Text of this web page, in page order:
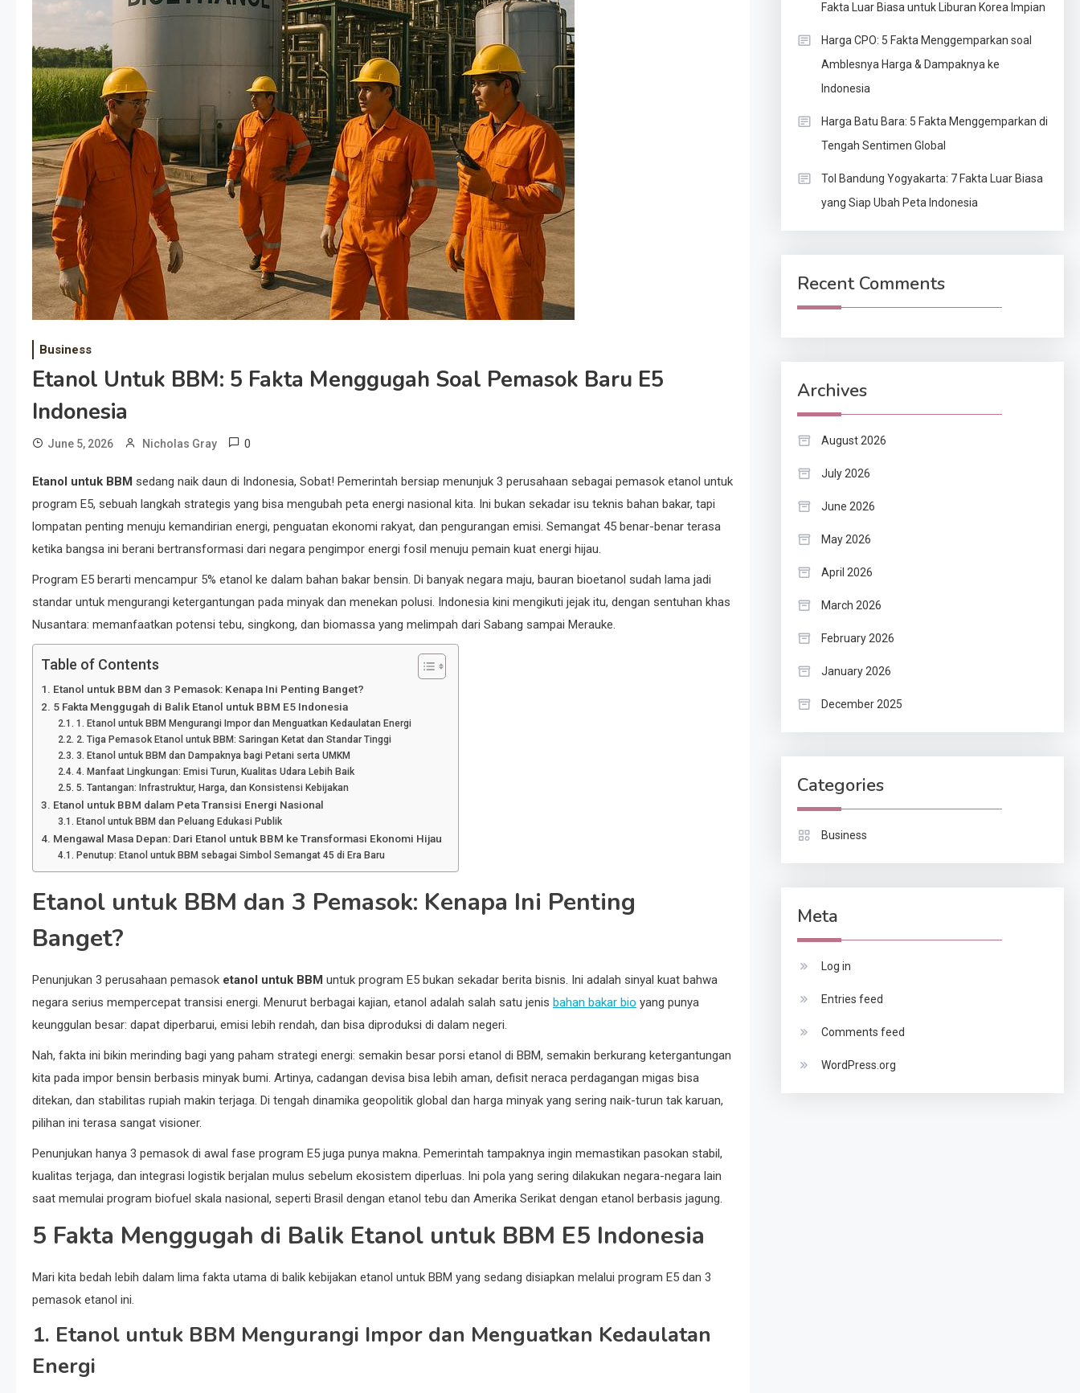
Business
Etanol Untuk BBM: 5 Fakta Menggugah Soal Pemasok Baru E5
Indonesia
June 5, 2026 Nicholas Gray 0
Etanol untuk BBM sedang naik daun di Indonesia, Sobat! Pemerintah bersiap menunjuk 3 perusahaan sebagai pemasok etanol untuk
program E5, sebuah langkah strategis yang bisa mengubah peta energi nasional kita. Ini bukan sekadar isu teknis bahan bakar, tapi
lompatan penting menuju kemandirian energi, penguatan ekonomi rakyat, dan pengurangan emisi. Semangat 45 benar-benar terasa
ketika bangsa ini berani bertransformasi dari negara pengimpor energi fosil menuju pemain kuat energi hijau.
Program E5 berarti mencampur 5% etanol ke dalam bahan bakar bensin. Di banyak negara maju, bauran bioetanol sudah lama jadi
standar untuk mengurangi ketergantungan pada minyak dan menekan polusi. Indonesia kini mengikuti jejak itu, dengan sentuhan khas
Nusantara: memanfaatkan potensi tebu, singkong, dan biomassa yang melimpah dari Sabang sampai Merauke.
Table of Contents
Etanol untuk BBM dan 3 Pemasok: Kenapa Ini Penting Banget?
5 Fakta Menggugah di Balik Etanol untuk BBM E5 Indonesia
1. Etanol untuk BBM Mengurangi Impor dan Menguatkan Kedaulatan Energi
2. Tiga Pemasok Etanol untuk BBM: Saringan Ketat dan Standar Tinggi
3. Etanol untuk BBM dan Dampaknya bagi Petani serta UMKM
4. Manfaat Lingkungan: Emisi Turun, Kualitas Udara Lebih Baik
5. Tantangan: Infrastruktur, Harga, dan Konsistensi Kebijakan
Etanol untuk BBM dalam Peta Transisi Energi Nasional
Etanol untuk BBM dan Peluang Edukasi Publik
Mengawal Masa Depan: Dari Etanol untuk BBM ke Transformasi Ekonomi Hijau
Penutup: Etanol untuk BBM sebagai Simbol Semangat 45 di Era Baru
Etanol untuk BBM dan 3 Pemasok: Kenapa Ini Penting
Banget?
Penunjukan 3 perusahaan pemasok etanol untuk BBM untuk program E5 bukan sekadar berita bisnis. Ini adalah sinyal kuat bahwa
negara serius mempercepat transisi energi. Menurut berbagai kajian, etanol adalah salah satu jenis bahan bakar bio yang punya
keunggulan besar: dapat diperbarui, emisi lebih rendah, dan bisa diproduksi di dalam negeri.
Nah, fakta ini bikin merinding bagi yang paham strategi energi: semakin besar porsi etanol di BBM, semakin berkurang ketergantungan
kita pada impor bensin berbasis minyak bumi. Artinya, cadangan devisa bisa lebih aman, defisit neraca perdagangan migas bisa
ditekan, dan stabilitas rupiah makin terjaga. Di tengah dinamika geopolitik global dan harga minyak yang sering naik-turun tak karuan,
pilihan ini terasa sangat visioner.
Penunjukan hanya 3 pemasok di awal fase program E5 juga punya makna. Pemerintah tampaknya ingin memastikan pasokan stabil,
kualitas terjaga, dan integrasi logistik berjalan mulus sebelum ekosistem diperluas. Ini pola yang sering dilakukan negara-negara lain
saat memulai program biofuel skala nasional, seperti Brasil dengan etanol tebu dan Amerika Serikat dengan etanol berbasis jagung.
5 Fakta Menggugah di Balik Etanol untuk BBM E5 Indonesia
Mari kita bedah lebih dalam lima fakta utama di balik kebijakan etanol untuk BBM yang sedang disiapkan melalui program E5 dan 3
pemasok etanol ini.
1. Etanol untuk BBM Mengurangi Impor dan Menguatkan Kedaulatan
Energi
Fakta Luar Biasa untuk Liburan Korea Impian
Harga CPO: 5 Fakta Menggemparkan soal
Amblesnya Harga & Dampaknya ke
Indonesia
Harga Batu Bara: 5 Fakta Menggemparkan di
Tengah Sentimen Global
Tol Bandung Yogyakarta: 7 Fakta Luar Biasa
yang Siap Ubah Peta Indonesia
Recent Comments
Archives
August 2026
July 2026
June 2026
May 2026
April 2026
March 2026
February 2026
January 2026
December 2025
Categories
Business
Meta
Log in
Entries feed
Comments feed
WordPress.org